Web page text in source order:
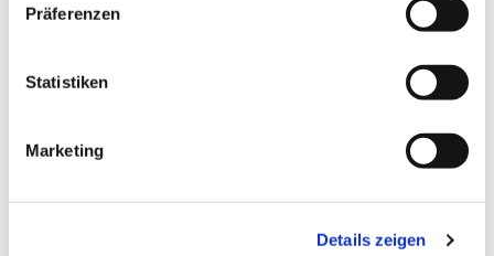
Präferenzen
Statistiken
Marketing
Details zeigen